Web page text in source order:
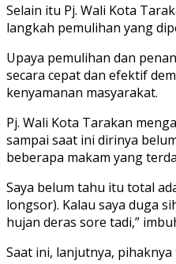
Selain itu Pj. Wali Kota
langkah pemulihan yang
Upaya pemulihan dan
secara cepat dan efektif
kenyamanan masyarakat.
Pj. Wali Kota Tarakan
sampai saat ini dirinya
beberapa makam yang
Saya belum tahu itu total
longsor). Kalau saya duga
hujan deras sore tadi,”
Saat ini, lanjutnya,